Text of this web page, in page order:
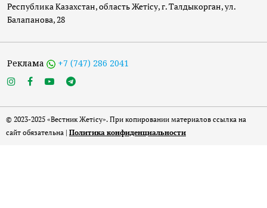
Республика Казахстан, область Жетісу, г. Талдыкорган, ул.
Балапанова, 28
Реклама +7 (747) 286 2041
© 2023-2025 «Вестник Жетісу». При копировании материалов ссылка на
сайт обязательна | Политика конфиденциальности